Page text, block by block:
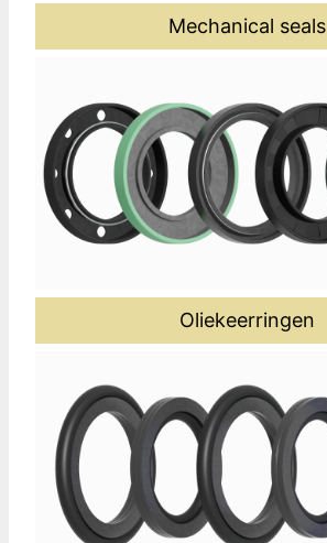
Mechanical seals
Oliekeerringen